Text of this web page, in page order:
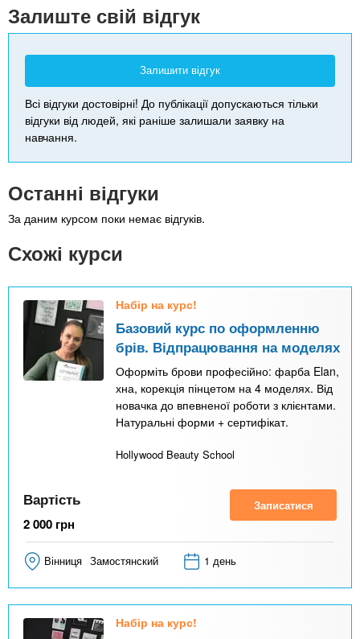
Залиште свій відгук
Залишити відгук
Всі відгуки достовірні! До публікації допускаються тільки
відгуки від людей, які раніше залишали заявку на
навчання.
Останні відгуки
За даним курсом поки немає відгуків.
Схожі курси
Набір на курс!
Базовий курс по оформленню
брів. Відпрацювання на моделях
Оформіть брови професійно: фарба Elan,
хна, корекція пінцетом на 4 моделях. Від
новачка до впевненої роботи з клієнтами.
Натуральні форми + сертифікат.
Hollywood Beauty School
Вартість
2 000 грн
Записатися
Вінниця Замостянский 1 день
Набір на курс!